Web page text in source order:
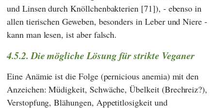
und Linsen durch Knöllchenbakterien [71]), - ebenso in
allen tierischen Geweben, besonders in Leber und Niere -
kann man lesen, ist aber falsch.
4.5.2. Die mögliche Lösung für strikte Veganer
Eine Anämie ist die Folge (pernicious anemia) mit den
Anzeichen: Müdigkeit, Schwäche, Übelkeit (Brechreiz?),
Verstopfung, Blähungen, Appetitlosigkeit und